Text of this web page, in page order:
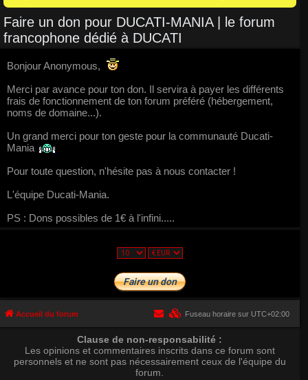
Faire un don pour DUCATI-MANIA | le forum
francophone dédié à DUCATI
Bonjour Anonymous,
Merci par avance pour ton don. Il servira à payer les différents
frais de fonctionnement de ton forum préféré (hébergement,
noms de domaine...).
Un grand merci pour ton geste pour la communauté Ducati-
Mania
Pour toute question, n'hésite pas à nous contacter !
L'équipe Ducati-Mania.
PS : Dons possibles de 1€ à l'infini.....
Accueil du forum Fuseau horaire sur UTC+02:00
Clause de non-responsabilité :
Les opinions et commentaires inscrits dans ce forum sont
personnels et ne sont pas nécessairement ceux de l'équipe du
forum.